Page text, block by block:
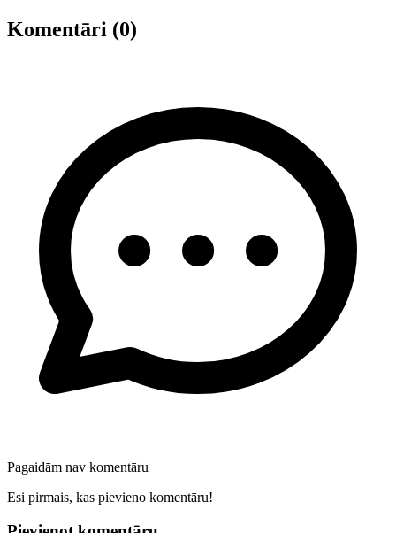
Komentāri (0)
Pagaidām nav komentāru
Esi pirmais, kas pievieno komentāru!